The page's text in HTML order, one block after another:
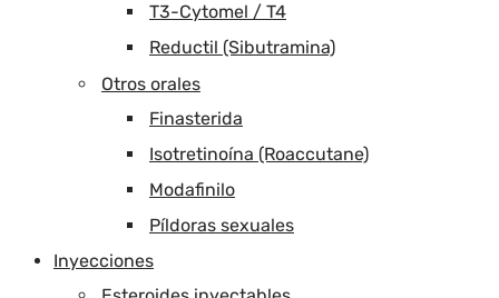
T3-Cytomel / T4
Reductil (Sibutramina)
Otros orales
Finasterida
Isotretinoína (Roaccutane)
Modafinilo
Píldoras sexuales
Inyecciones